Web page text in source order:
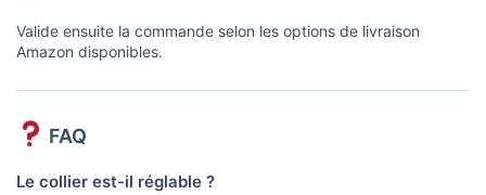
Valide ensuite la commande selon les options de livraison
Amazon disponibles.
FAQ
Le collier est-il réglable ?